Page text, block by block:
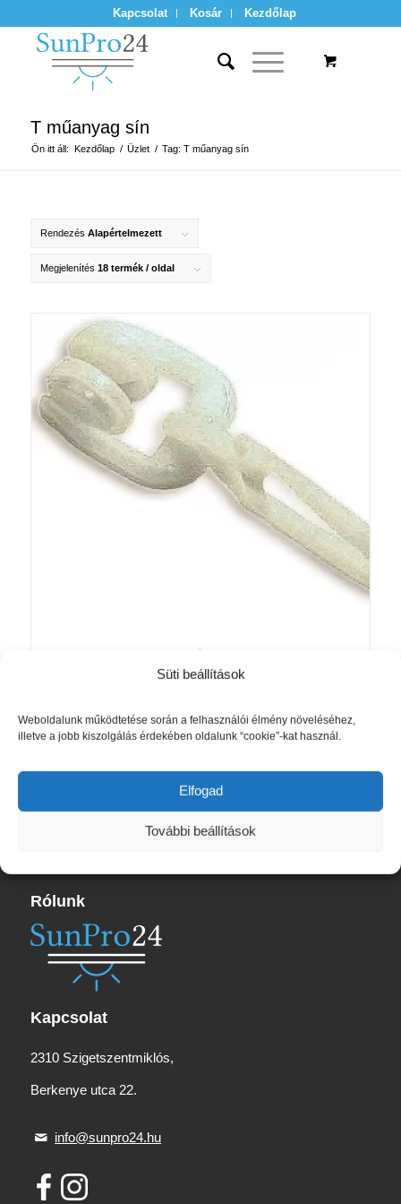
Süti beállítások
Weboldalunk működtetése során a felhasználói élmény növeléséhez,
illetve a jobb kiszolgálás érdekében oldalunk “cookie”-kat használ.
Elfogad
További beállítások
Kapcsolat Kosár Kezdőlap
T műanyag sín
Ön itt áll: Kezdőlap / Üzlet / Tag: T műanyag sín
Rendezés Alapértelmezett
Megjelenítés 18 termék / oldal
T- görgő ráncszedő akasztóval
1 530Ft
Original
price
1 390FtCurrent
price
Rólunk
Kapcsolat
2310 Szigetszentmiklós,
Berkenye utca 22.
info@sunpro24.hu